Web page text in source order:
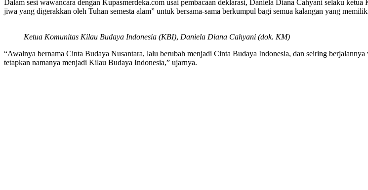
Dalam sesi wawancara dengan Kupasmerdeka.com usai pembacaan deklarasi, Daniela Diana Cahyani selaku
jiwa yang digerakkan oleh Tuhan semesta alam” untuk bersama-sama berkumpul bagi semua kalangan yang
Ketua Komunitas Kilau Budaya Indonesia (KBI), Daniela Diana Cahyani (dok. KM)
“Awalnya bernama Cinta Budaya Nusantara, lalu berubah menjadi Cinta Budaya Indonesia, dan seiring
tetapkan namanya menjadi Kilau Budaya Indonesia,” ujarnya.